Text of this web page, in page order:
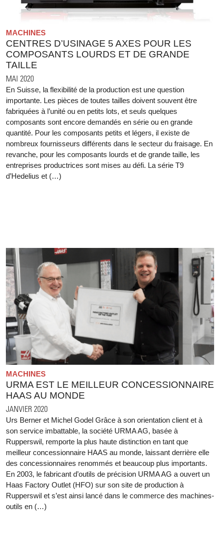
MACHINES
CENTRES D’USINAGE 5 AXES POUR LES
COMPOSANTS LOURDS ET DE GRANDE
TAILLE
MAI 2020
En Suisse, la flexibilité de la production est une question
importante. Les pièces de toutes tailles doivent souvent être
fabriquées à l’unité ou en petits lots, et seuls quelques
composants sont encore demandés en série ou en grande
quantité. Pour les composants petits et légers, il existe de
nombreux fournisseurs différents dans le secteur du fraisage. En
revanche, pour les composants lourds et de grande taille, les
entreprises productrices sont mises au défi. La série T9
d’Hedelius et (…)
MACHINES
URMA EST LE MEILLEUR CONCESSIONNAIRE
HAAS AU MONDE
JANVIER 2020
Urs Berner et Michel Godel Grâce à son orientation client et à
son service imbattable, la société URMA AG, basée à
Rupperswil, remporte la plus haute distinction en tant que
meilleur concessionnaire HAAS au monde, laissant derrière elle
des concessionnaires renommés et beaucoup plus importants.
En 2003, le fabricant d’outils de précision URMA AG a ouvert un
Haas Factory Outlet (HFO) sur son site de production à
Rupperswil et s’est ainsi lancé dans le commerce des machines-
outils en (…)